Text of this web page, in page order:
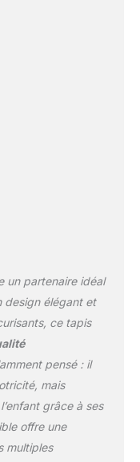
The Play
enfant à
jeu,
avec vous
connexion
qui
LE
: cinq zones
le tapis
et cacher et
objets.
peut être
éviter la
À LA
SUR DES
: un guide
anglais)
The Play
parents
un partenaire idéal
design élégant et
ce tapis
pensé : il
mais
grâce à ses
offre une
multiples